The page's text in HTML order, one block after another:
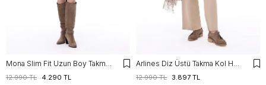
Mona Slim Fit Uzun Boy Takma Kol Erkek Yaka Ekru Renk Kadın Kaban
4.290 TL
12.990 TL
Arlines Diz Üstü Takma Kol Hakim Yaka Bej Renk Kadın Kaban
3.897 TL
12.990 TL